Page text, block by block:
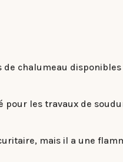
chalumeau
pour les travaux de
mais il a une